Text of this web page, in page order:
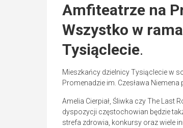
Amfiteatrze na
Wszystko w
Tysiąclecie.
Mieszkańcy dzielnicy Tysiąclecie w
Promenadzie im. Czesława Niemena
Amelia Cierpiał, Śliwka czy The Last
dyspozycji częstochowian będzie
strefa zdrowia, konkursy oraz wiele